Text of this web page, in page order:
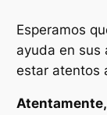
Esperamos
ayuda en sus
estar atentos
Atentamente,